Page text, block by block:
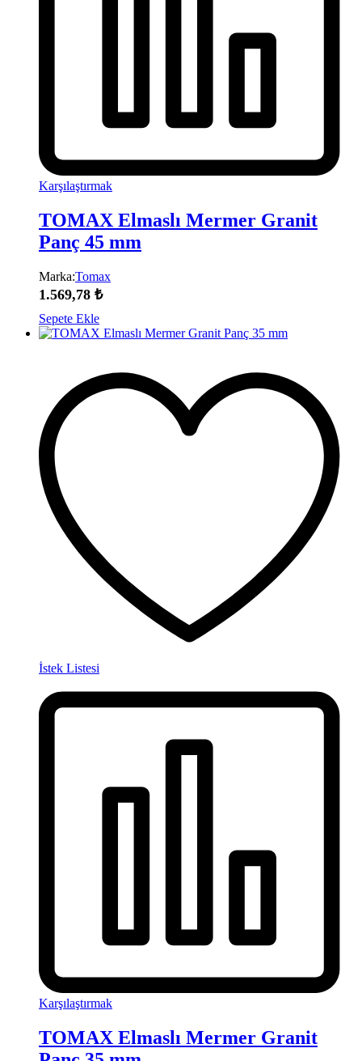
Karşılaştırmak
TOMAX Elmaslı Mermer Granit
Panç 45 mm
Marka:Tomax
1.569,78 ₺
Sepete Ekle
İstek Listesi
Karşılaştırmak
TOMAX Elmaslı Mermer Granit